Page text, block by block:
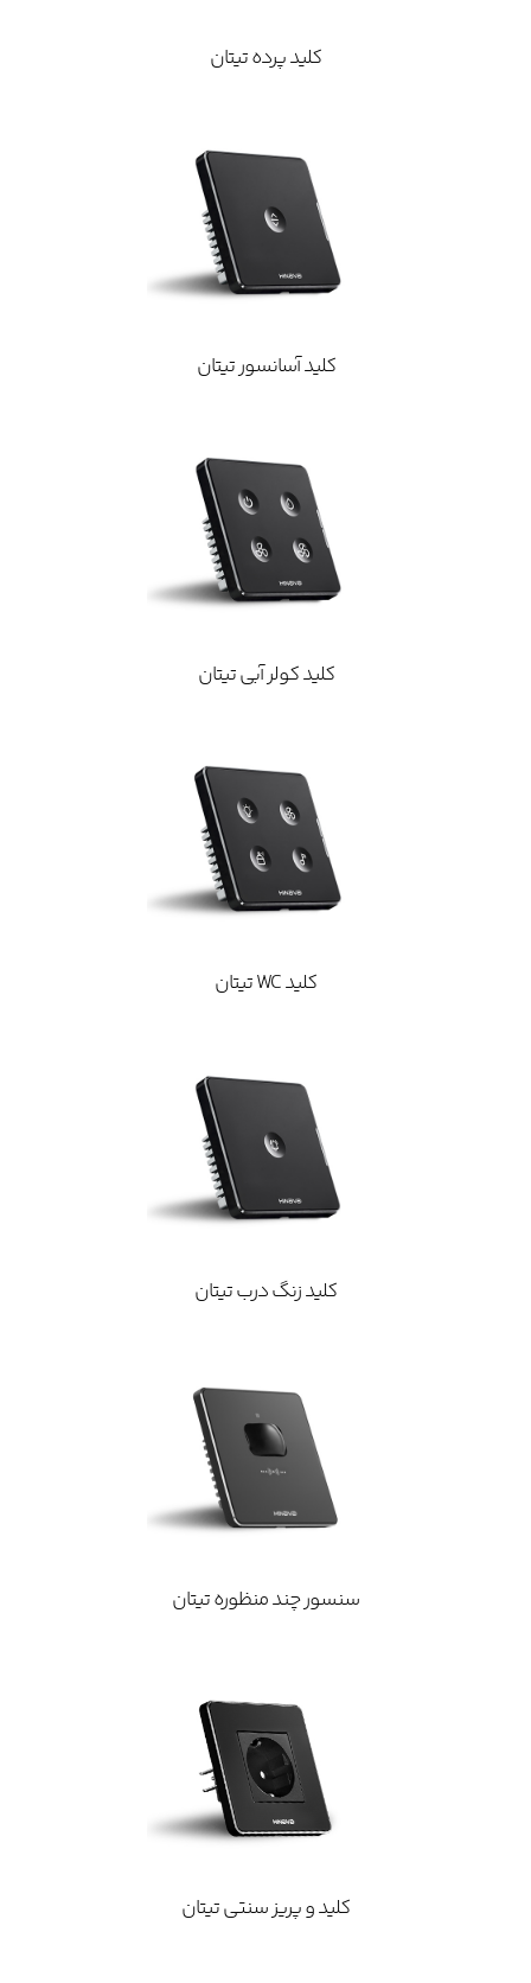
کلید پرده تیتان
کلید آسانسور تیتان
کلید کولر آبی تیتان
کلید WC تیتان
کلید زنگ درب تیتان
سنسور چند منظوره تیتان
کلید و پریز سنتی تیتان